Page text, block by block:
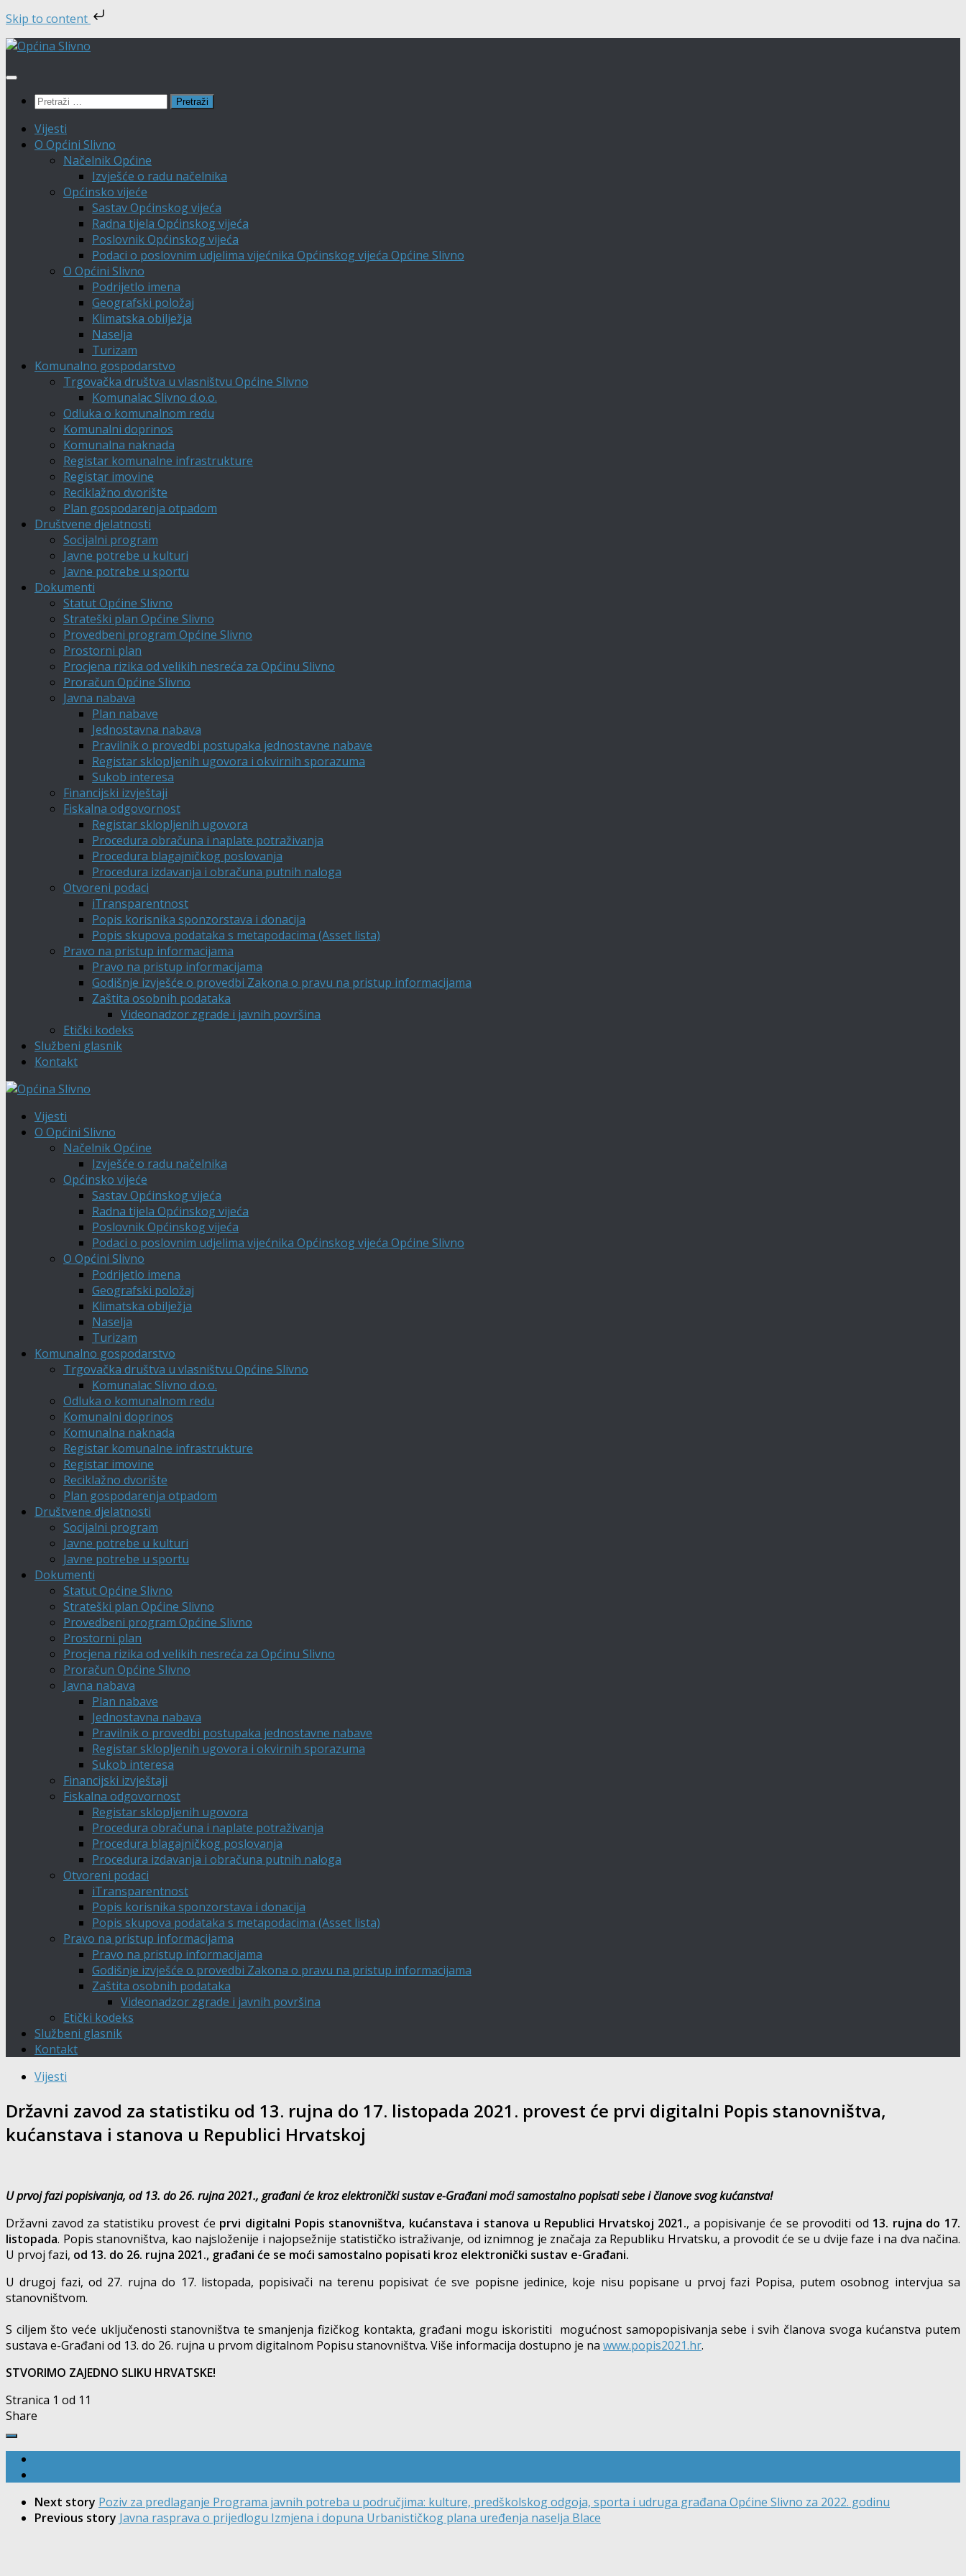
Skip to content
Skip
content
Pretraži:
Vijesti
O Općini Slivno
Načelnik Općine
Izvješće o radu načelnika
Općinsko vijeće
Sastav Općinskog vijeća
Radna tijela Općinskog vijeća
Poslovnik Općinskog vijeća
Podaci o poslovnim udjelima vijećnika Općinskog vijeća Općine Slivno
O Općini Slivno
Podrijetlo imena
Geografski položaj
Klimatska obilježja
Naselja
Turizam
Komunalno gospodarstvo
Trgovačka društva u vlasništvu Općine Slivno
Komunalac Slivno d.o.o.
Odluka o komunalnom redu
Komunalni doprinos
Komunalna naknada
Registar komunalne infrastrukture
Registar imovine
Reciklažno dvorište
Plan gospodarenja otpadom
Društvene djelatnosti
Socijalni program
Javne potrebe u kulturi
Javne potrebe u sportu
Dokumenti
Statut Općine Slivno
Strateški plan Općine Slivno
Provedbeni program Općine Slivno
Prostorni plan
Procjena rizika od velikih nesreća za Općinu Slivno
Proračun Općine Slivno
Javna nabava
Plan nabave
Jednostavna nabava
Pravilnik o provedbi postupaka jednostavne nabave
Registar sklopljenih ugovora i okvirnih sporazuma
Sukob interesa
Financijski izvještaji
Fiskalna odgovornost
Registar sklopljenih ugovora
Procedura obračuna i naplate potraživanja
Procedura blagajničkog poslovanja
Procedura izdavanja i obračuna putnih naloga
Otvoreni podaci
iTransparentnost
Popis korisnika sponzorstava i donacija
Popis skupova podataka s metapodacima (Asset lista)
Pravo na pristup informacijama
Pravo na pristup informacijama
Godišnje izvješće o provedbi Zakona o pravu na pristup informacijama
Zaštita osobnih podataka
Videonadzor zgrade i javnih površina
Etički kodeks
Službeni glasnik
Kontakt
Vijesti
O Općini Slivno
Načelnik Općine
Izvješće o radu načelnika
Općinsko vijeće
Sastav Općinskog vijeća
Radna tijela Općinskog vijeća
Poslovnik Općinskog vijeća
Podaci o poslovnim udjelima vijećnika Općinskog vijeća Općine Slivno
O Općini Slivno
Podrijetlo imena
Geografski položaj
Klimatska obilježja
Naselja
Turizam
Komunalno gospodarstvo
Trgovačka društva u vlasništvu Općine Slivno
Komunalac Slivno d.o.o.
Odluka o komunalnom redu
Komunalni doprinos
Komunalna naknada
Registar komunalne infrastrukture
Registar imovine
Reciklažno dvorište
Plan gospodarenja otpadom
Društvene djelatnosti
Socijalni program
Javne potrebe u kulturi
Javne potrebe u sportu
Dokumenti
Statut Općine Slivno
Strateški plan Općine Slivno
Provedbeni program Općine Slivno
Prostorni plan
Procjena rizika od velikih nesreća za Općinu Slivno
Proračun Općine Slivno
Javna nabava
Plan nabave
Jednostavna nabava
Pravilnik o provedbi postupaka jednostavne nabave
Registar sklopljenih ugovora i okvirnih sporazuma
Sukob interesa
Financijski izvještaji
Fiskalna odgovornost
Registar sklopljenih ugovora
Procedura obračuna i naplate potraživanja
Procedura blagajničkog poslovanja
Procedura izdavanja i obračuna putnih naloga
Otvoreni podaci
iTransparentnost
Popis korisnika sponzorstava i donacija
Popis skupova podataka s metapodacima (Asset lista)
Pravo na pristup informacijama
Pravo na pristup informacijama
Godišnje izvješće o provedbi Zakona o pravu na pristup informacijama
Zaštita osobnih podataka
Videonadzor zgrade i javnih površina
Etički kodeks
Službeni glasnik
Kontakt
Vijesti
Državni zavod za statistiku od 13. rujna do 17. listopada 2021. provest će prvi digitalni Popis stanovništva,
kućanstava i stanova u Republici Hrvatskoj
U prvoj fazi popisivanja, od 13. do 26. rujna 2021., građani će kroz elektronički sustav e-Građani moći samostalno popisati sebe i članove svog kućanstva!
Državni zavod za statistiku provest će prvi digitalni Popis stanovništva, kućanstava i stanova u Republici Hrvatskoj 2021., a popisivanje će se provoditi od 13. rujna do 17.
listopada. Popis stanovništva, kao najsloženije i najopsežnije statističko istraživanje, od iznimnog je značaja za Republiku Hrvatsku, a provodit će se u dvije faze i na dva načina.
U prvoj fazi, od 13. do 26. rujna 2021., građani će se moći samostalno popisati kroz elektronički sustav e-Građani.
U drugoj fazi, od 27. rujna do 17. listopada, popisivači na terenu popisivat će sve popisne jedinice, koje nisu popisane u prvoj fazi Popisa, putem osobnog intervjua sa
stanovništvom.
S ciljem što veće uključenosti stanovništva te smanjenja fizičkog kontakta, građani mogu iskoristiti mogućnost samopopisivanja sebe i svih članova svoga kućanstva putem
sustava e-Građani od 13. do 26. rujna u prvom digitalnom Popisu stanovništva. Više informacija dostupno je na www.popis2021.hr.
STVORIMO ZAJEDNO SLIKU HRVATSKE!
Stranica 1 od 1 1
Share
Next story Poziv za predlaganje Programa javnih potreba u područjima: kulture, predškolskog odgoja, sporta i udruga građana Općine Slivno za 2022. godinu
Previous story Javna rasprava o prijedlogu Izmjena i dopuna Urbanističkog plana uređenja naselja Blace